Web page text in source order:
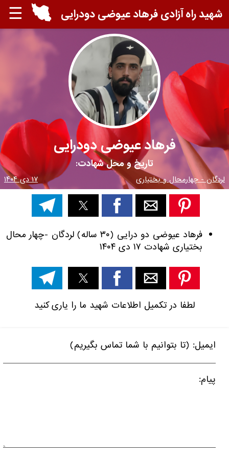
☰ شهید راه آزادی فرهاد عیوضی دودرایی
فرهاد عیوضی دودرایی
تاریخ و محل شهادت:
لردگان - چهارمحال و بختیاری ۱۷ دی ۱۴۰۴
فرهاد عیوضی دو درایی (۳۰ ساله) لردگان -چهار محال
بختیاری شهادت ۱۷ دی ۱۴۰۴
لطفا در تکمیل اطلاعات شهید ما را یاری کنید
ایمیل: (تا بتوانیم با شما تماس بگیریم)
پیام: